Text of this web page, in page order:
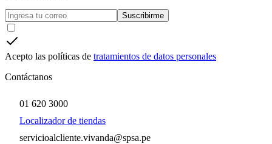
Suscribirme
Acepto las políticas de tratamientos de datos personales
Contáctanos
01 620 3000
Localizador de tiendas
servicioalcliente.vivanda@spsa.pe